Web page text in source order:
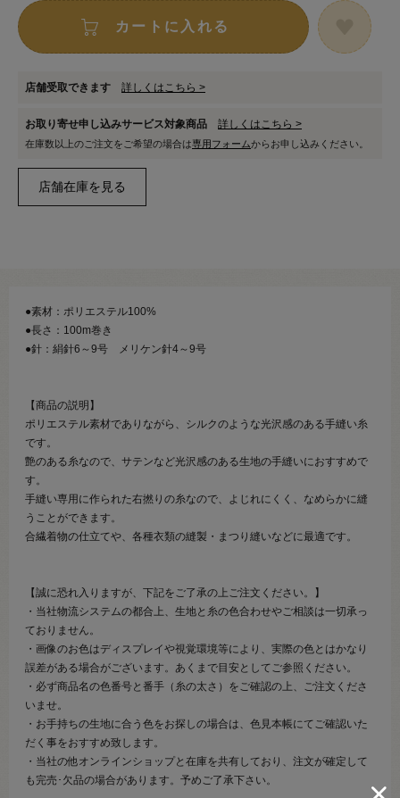
カートに入れる
店舗受取できます 詳しくはこちら >
お取り寄せ申し込みサービス対象商品 詳しくはこちら >
在庫数以上のご注文をご希望の場合は専用フォームからお申し込みください。
●素材：ポリエステル100%
●長さ：100m巻き
●針：絹針6～9号 メリケン針4～9号
【商品の説明】
ポリエステル素材でありながら、シルクのような光沢感のある手縫い糸
です。
艶のある糸なので、サテンなど光沢感のある生地の手縫いにおすすめで
す。
手縫い専用に作られた右撚りの糸なので、よじれにくく、なめらかに縫
うことができます。
合繊着物の仕立てや、各種衣類の縫製・まつり縫いなどに最適です。
【誠に恐れ入りますが、下記をご了承の上ご注文ください。】
・当社物流システムの都合上、生地と糸の色合わせやご相談は一切承っ
ておりません。
・画像のお色はディスプレイや視覚環境等により、実際の色とはかなり
誤差がある場合がございます。あくまで目安としてご参照ください。
・必ず商品名の色番号と番手（糸の太さ）をご確認の上、ご注文くださ
いませ。
・お手持ちの生地に合う色をお探しの場合は、色見本帳にてご確認いた
だく事をおすすめ致します。
・当社の他オンラインショップと在庫を共有しており、注文が確定して
も完売･欠品の場合があります。予めご了承下さい。